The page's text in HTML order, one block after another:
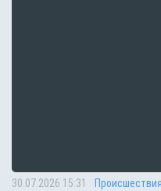
30.07.2026 15:31 Происшествия